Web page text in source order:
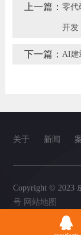
上一篇： 零代
开发
下一篇： AI建
关于 新闻
Copyright © 2023
号 网站地图